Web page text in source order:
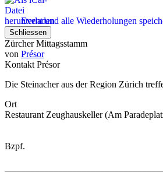
Event und alle Wiederholungen
Schliessen
Zürcher Mittagsstamm
von Présor
Kontakt Présor
Die Steinacher aus der Region Zürich
Ort
Restaurant Zeughauskeller (Am
Bzpf.